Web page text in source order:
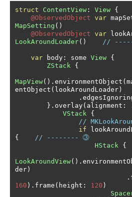
struct ContentView : View {
@ObservedObject var
MapSetting ()
@ObservedObject var
LookAroundLoader() //
var body : some View {
ZStack {
MapView(). environmentObject (
entObject ( lookAroundLoader )
.
}. overlay( alignment :
VStack {
//
if
{
// -------- ③
HStack {
LookAroundView().
der )
.
160 ). frame ( height : 120 )